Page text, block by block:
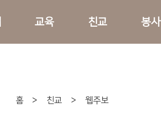
교육 친교 봉사
홈 > 친교 > 웹주보